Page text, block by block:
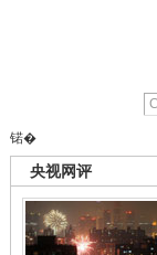
锘�
央视网评